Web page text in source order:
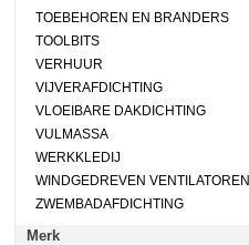
TOEBEHOREN EN BRANDERS
TOOLBITS
VERHUUR
VIJVERAFDICHTING
VLOEIBARE DAKDICHTING
VULMASSA
WERKKLEDIJ
WINDGEDREVEN VENTILATOREN
ZWEMBADAFDICHTING
Merk